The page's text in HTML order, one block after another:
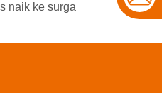
naik ke surga